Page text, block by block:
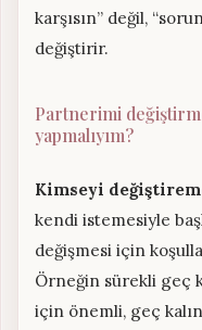
karşısın” değil,
değiştirir.
Partnerimi
yapmalıyım?
Kimseyi
kendi istemesiyle
değişmesi için
Örneğin sürekli geç
için önemli, geç